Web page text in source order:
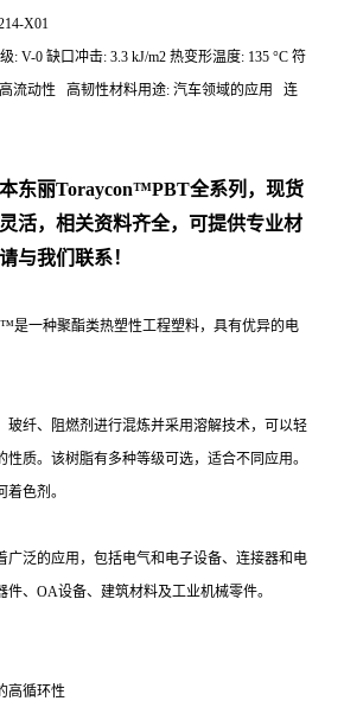
X01
: V-0 缺口冲击: 3.3 kJ/m2 热变形温度: 135 °C 符
流动性 高韧性材料用途: 汽车领域的应用 连
东丽Toraycon™PBT全系列，现货
活，相关资料齐全，可提供专业材
与我们联系！
是一种聚酯类热塑性工程塑料，具有优异的电
玻纤、阻燃剂进行混炼并采用溶解技术，可以轻
质。该树脂有多种等级可选，适合不同应用。
色剂。
广泛的应用，包括电气和电子设备、连接器和电
件、OA设备、建筑材料及工业机械零件。
高循环性